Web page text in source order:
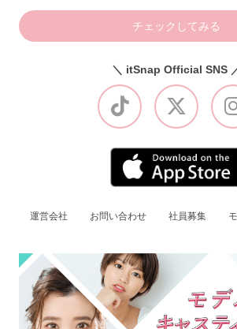
チェックしてみる
＼ itSnap Official SNS
運営会社 お問い合わせ 社員募集